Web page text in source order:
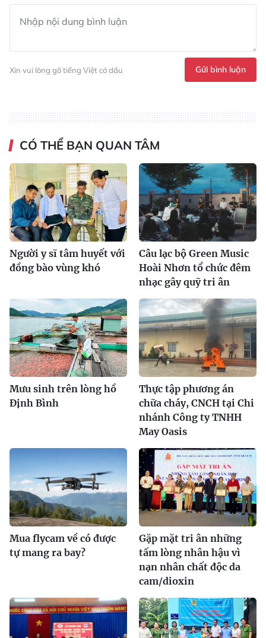
Xin vui lòng gõ tiếng Việt có dấu Gửi bình luận
CÓ THỂ BẠN QUAN TÂM
Người y sĩ tâm huyết với
đồng bào vùng khó
Câu lạc bộ Green Music
Hoài Nhơn tổ chức đêm
nhạc gây quỹ tri ân
Mưu sinh trên lòng hồ
Định Bình
Thực tập phương án
chữa cháy, CNCH tại Chi
nhánh Công ty TNHH
May Oasis
Mua flycam về có được
tự mang ra bay?
Gặp mặt tri ân những
tấm lòng nhân hậu vì
nạn nhân chất độc da
cam/dioxin